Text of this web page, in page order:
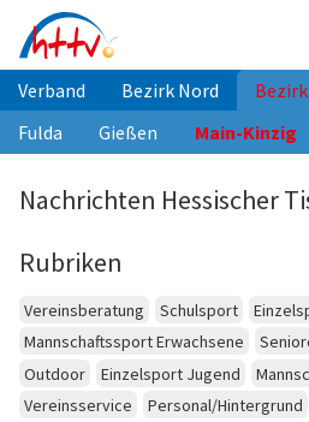
Inhalt
springen
Verband Bezirk Nord
Fulda
Gießen Main-Kinzig
Nachrichten Hessischer
Rubriken
Vereinsberatung Schulsport
Mannschaftssport Erwachsene
Outdoor
Einzelsport Jugend
Vereinsservice
Personal/Hintergrund